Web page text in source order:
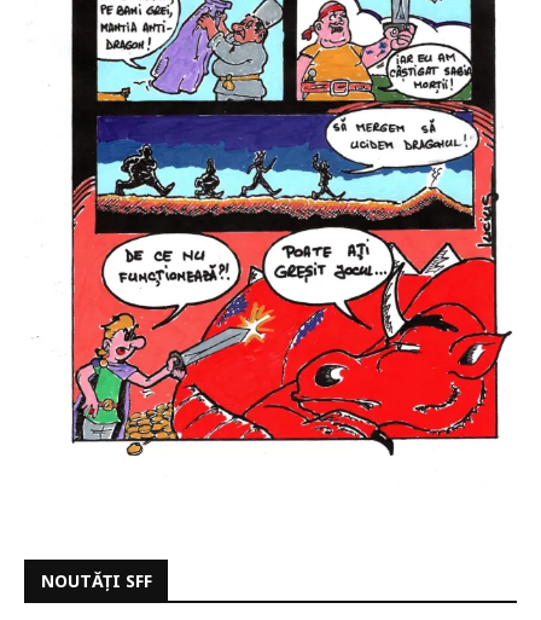
NOUTĂȚI SFF